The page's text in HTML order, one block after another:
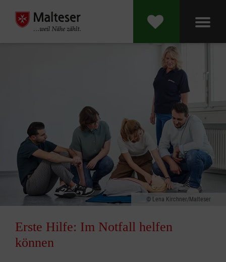
Lena Kirchner/Malteser
Erste Hilfe: Im Notfall helfen
können